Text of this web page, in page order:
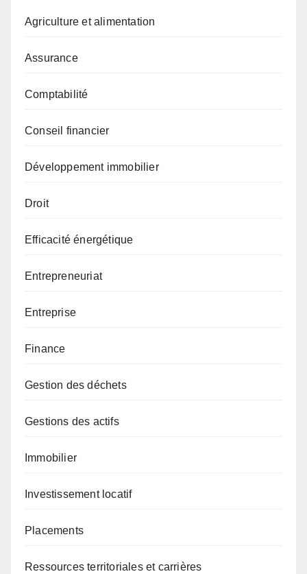
Agriculture et alimentation
Assurance
Comptabilité
Conseil financier
Développement immobilier
Droit
Efficacité énergétique
Entrepreneuriat
Entreprise
Finance
Gestion des déchets
Gestions des actifs
Immobilier
Investissement locatif
Placements
Ressources territoriales et carrières